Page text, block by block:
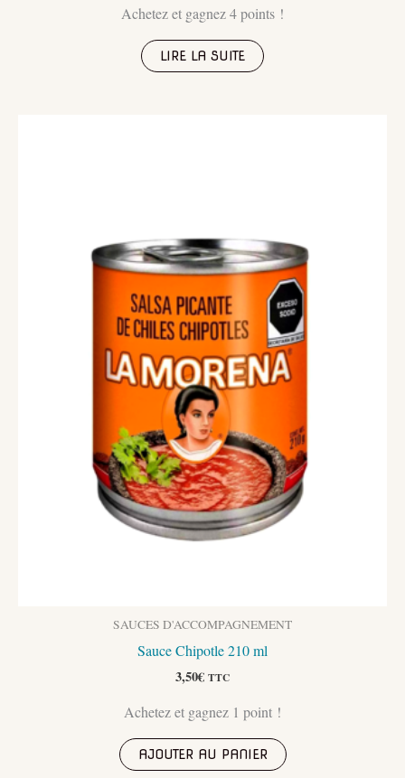
Achetez et gagnez 4 points !
LIRE LA SUITE
SAUCES D'ACCOMPAGNEMENT
Sauce Chipotle 210 ml
3,50€ TTC
Achetez et gagnez 1 point !
AJOUTER AU PANIER